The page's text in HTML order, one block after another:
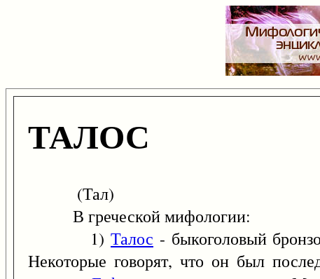
ТАЛОС
(Тал)
В греческой мифологии:
1) Талос - быкоголовый
Некоторые говорят, что он был